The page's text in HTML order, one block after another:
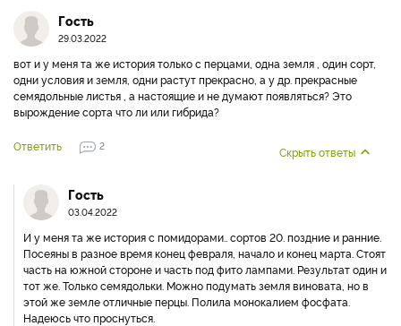
Гость
29.03.2022
вот и у меня та же история только с перцами, одна земля , один сорт,
одни условия и земля, одни растут прекрасно, а у др. прекрасные
семядольные листья , а настоящие и не думают появляться? Это
вырождение сорта что ли или гибрида?
Ответить 2 Скрыть ответы
Гость
03.04.2022
И у меня та же история с помидорами.. сортов 20. поздние и ранние.
Посеяны в разное время конец февраля, начало и конец марта. Стоят
часть на южной стороне и часть под фито лампами. Результат один и
тот же. Только семядольки. Можно подумать земля виновата, но в
этой же земле отличные перцы. Полила монокалием фосфата.
Надеюсь что проснуться.